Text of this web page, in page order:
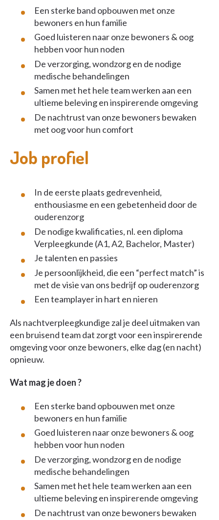
Een sterke band opbouwen met onze
bewoners en hun familie
Goed luisteren naar onze bewoners & oog
hebben voor hun noden
De verzorging, wondzorg en de nodige
medische behandelingen
Samen met het hele team werken aan een
ultieme beleving en inspirerende omgeving
De nachtrust van onze bewoners bewaken
met oog voor hun comfort
Job profiel
In de eerste plaats gedrevenheid,
enthousiasme en een gebetenheid door de
ouderenzorg
De nodige kwalificaties, nl. een diploma
Verpleegkunde (A1, A2, Bachelor, Master)
Je talenten en passies
Je persoonlijkheid, die een “perfect match” is
met de visie van ons bedrijf op ouderenzorg
Een teamplayer in hart en nieren
Als nachtverpleegkundige zal je deel uitmaken van
een bruisend team dat zorgt voor een inspirerende
omgeving voor onze bewoners, elke dag (en nacht)
opnieuw.
Wat mag je doen ?
Een sterke band opbouwen met onze
bewoners en hun familie
Goed luisteren naar onze bewoners & oog
hebben voor hun noden
De verzorging, wondzorg en de nodige
medische behandelingen
Samen met het hele team werken aan een
ultieme beleving en inspirerende omgeving
De nachtrust van onze bewoners bewaken